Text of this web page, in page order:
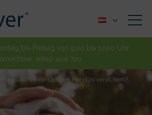
bis Freitag von 9:00 bis 17:00 Uhr
erreichbar: 0800 400 720
es sich, einen älteren Hund zu versichern?